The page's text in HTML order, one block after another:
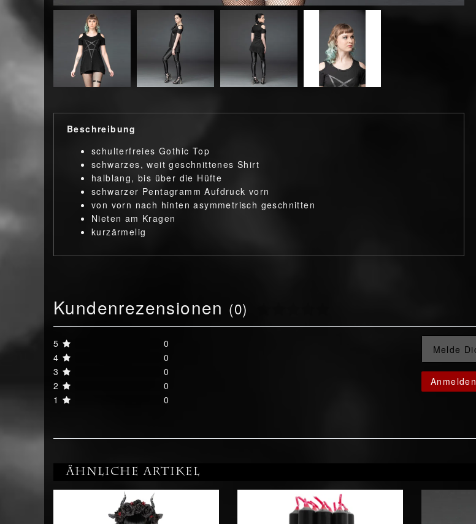
Beschreibung
schulterfreies Gothic Top
schwarzes, weit geschnittenes Shirt
halblang, bis über die Hüfte
schwarzer Pentagramm Aufdruck vorn
von vorn nach hinten asymmetrisch geschnitten
Nieten am Kragen
kurzärmelig
Kundenrezensionen (0)
5
0
4
0
3
0
2
0
1
0
Melde
Anmelden
Ähnliche Artikel